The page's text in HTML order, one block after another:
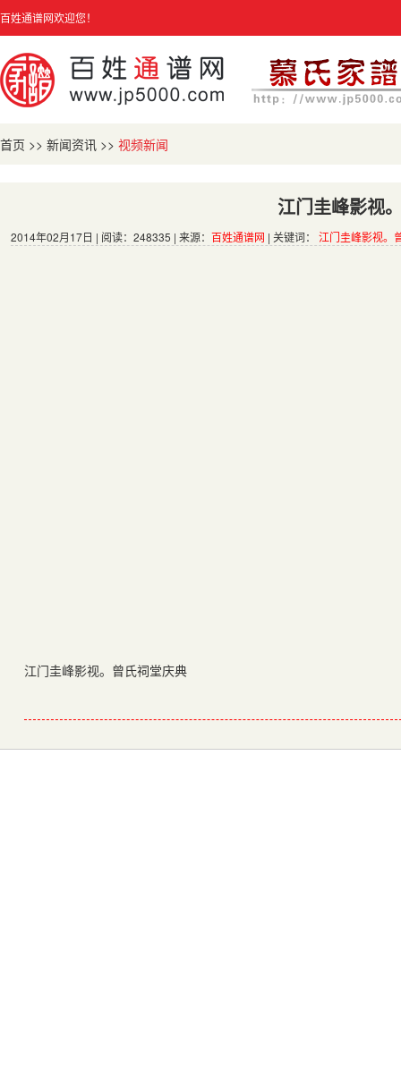
百姓通谱网欢迎您！
首页 >> 新闻资讯 >> 视频新闻
江门圭峰影视
2014年02月17日 | 阅读：248335 | 来源： 百姓通谱网 | 关键词： 江门圭峰影视。
江门圭峰影视。曾氏祠堂庆典